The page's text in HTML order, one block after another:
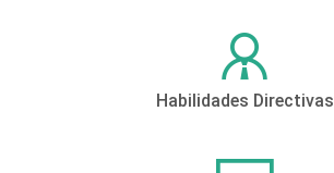
Habilidades Directivas